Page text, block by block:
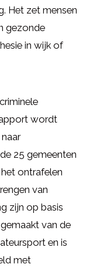
Het zet mensen
gezonde
in wijk of
wordt
25 gemeenten
ontrafelen
van
zijn op basis
van de
en is
met